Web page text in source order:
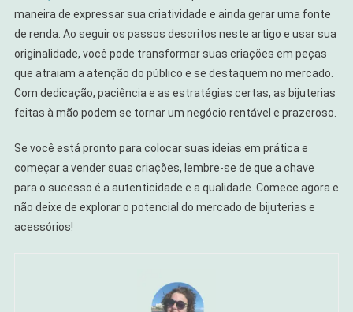
maneira de expressar sua criatividade e ainda gerar uma fonte
de renda. Ao seguir os passos descritos neste artigo e usar sua
originalidade, você pode transformar suas criações em peças
que atraiam a atenção do público e se destaquem no mercado.
Com dedicação, paciência e as estratégias certas, as bijuterias
feitas à mão podem se tornar um negócio rentável e prazeroso.
Se você está pronto para colocar suas ideias em prática e
começar a vender suas criações, lembre-se de que a chave
para o sucesso é a autenticidade e a qualidade. Comece agora e
não deixe de explorar o potencial do mercado de bijuterias e
acessórios!